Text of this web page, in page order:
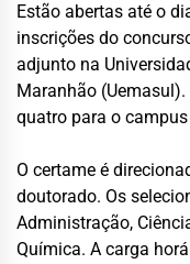
Estão abertas até o
inscrições do
adjunto na
Maranhão
quatro para o
O certame é
doutorado. Os
Administração,
Química. A carga